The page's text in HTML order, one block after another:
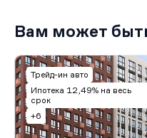
Вам может
Трейд-ин авто
Ипотека 12,49% на весь
срок
+6